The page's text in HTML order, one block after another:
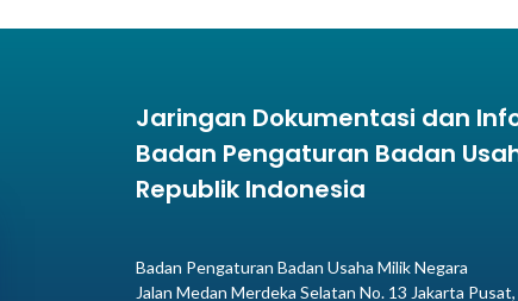
Jaringan Dokumentasi dan
Badan Pengaturan Badan
Republik Indonesia
Badan Pengaturan Badan Usaha Milik Negara
Jalan Medan Merdeka Selatan No. 13 Jakarta